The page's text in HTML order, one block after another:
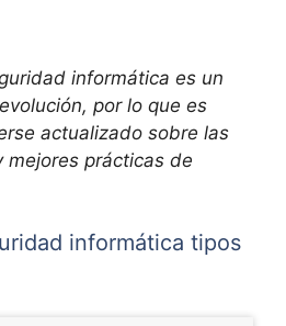
informática es un
por lo que es
actualizado sobre las
mejores prácticas de
informática tipos